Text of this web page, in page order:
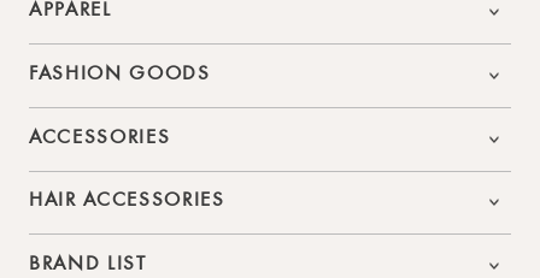
APPAREL
FASHION GOODS
ACCESSORIES
HAIR ACCESSORIES
BRAND LIST